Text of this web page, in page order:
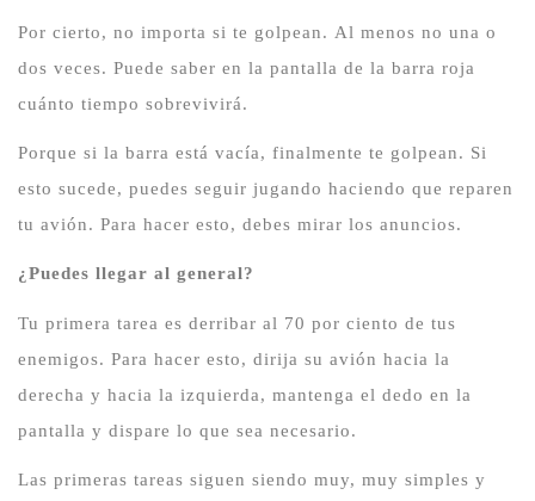
Por cierto, no importa si te golpean. Al menos no una o
dos veces. Puede saber en la pantalla de la barra roja
cuánto tiempo sobrevivirá.
Porque si la barra está vacía, finalmente te golpean. Si
esto sucede, puedes seguir jugando haciendo que reparen
tu avión. Para hacer esto, debes mirar los anuncios.
¿Puedes llegar al general?
Tu primera tarea es derribar al 70 por ciento de tus
enemigos. Para hacer esto, dirija su avión hacia la
derecha y hacia la izquierda, mantenga el dedo en la
pantalla y dispare lo que sea necesario.
Las primeras tareas siguen siendo muy, muy simples y